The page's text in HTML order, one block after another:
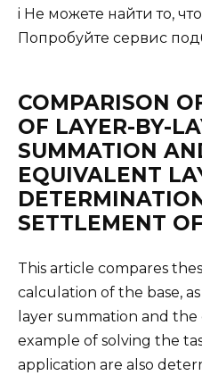
i Не можете найти то,
Попробуйте сервис
COMPARISON
OF LAYER-BY-
SUMMATION
EQUIVALENT
SETTLEMENT
This article compares
calculation of the base,
layer summation and
example of solving the
application are also